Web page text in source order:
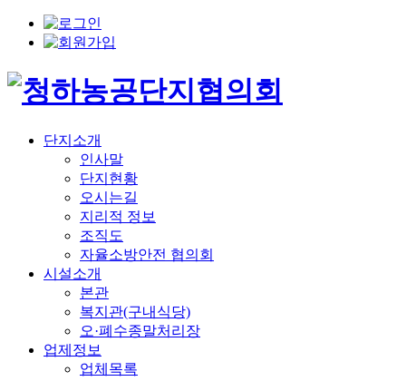
단지소개
인사말
단지현황
오시는길
지리적 정보
조직도
자율소방안전 협의회
시설소개
본관
복지관(구내식당)
오·폐수종말처리장
업제정보
업체목록